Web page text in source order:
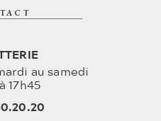
au samedi
17h45